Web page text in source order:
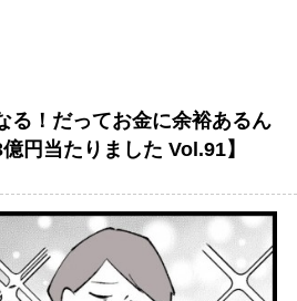
る！だってお金に余裕あるん
円当たりました Vol.91】